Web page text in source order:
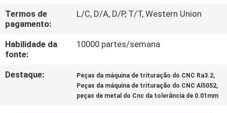
NOTÍCIAS
SOLICITE
UM
ORÇAMENTO
Termos de
pagamento:
L/C, D/A, D/P, T/T, Western Union
Habilidade da
fonte:
10000 partes/semana
Destaque: Peças da máquina de trituração do CNC Ra3.2,
Peças da máquina de trituração do CNC Al5052,
peças de metal do Cnc da tolerância de 0.01mm